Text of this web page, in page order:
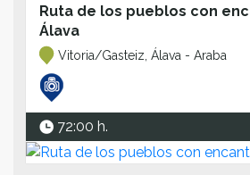
Ruta de los pueblos con
Álava
Vitoria/Gasteiz, Álava - Araba
72:00 h.